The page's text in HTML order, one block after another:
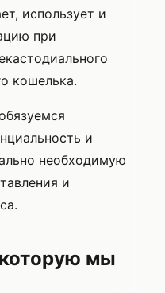
использует и
при
кошелька.
и
необходимую
и
мы